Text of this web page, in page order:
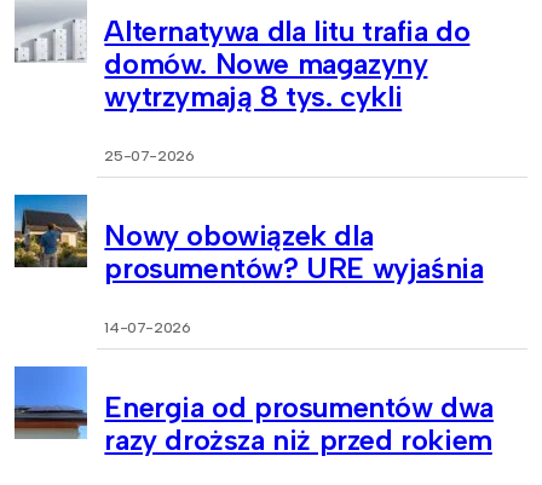
Alternatywa dla litu trafia do
domów. Nowe magazyny
wytrzymają 8 tys. cykli
25-07-2026
Nowy obowiązek dla
prosumentów? URE wyjaśnia
14-07-2026
Energia od prosumentów dwa
razy droższa niż przed rokiem